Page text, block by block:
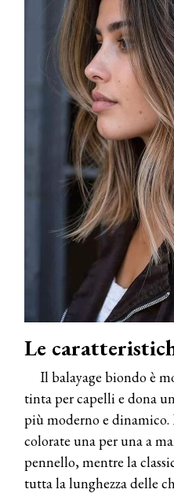
Le
Il balayage biondo è
tinta per capelli e dona
più moderno e
colorate una per una a
pennello, mentre la
tutta la lunghezza delle